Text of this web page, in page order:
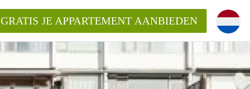
GRATIS JE APPARTEMENT AANBIEDEN